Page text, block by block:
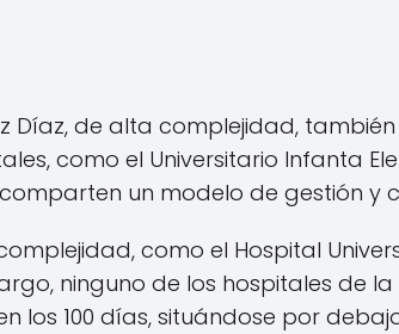
Díaz, de alta complejidad,
como el Universitario Infanta
un modelo de gestión
como el Hospital
ninguno de los hospitales de
los 100 días, situándose por